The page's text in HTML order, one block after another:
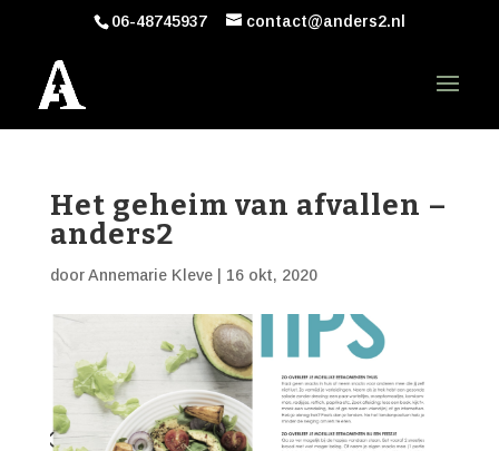
06-48745937 contact@anders2.nl
Het geheim van afvallen –
anders2
doorAnnemarie Kleve| 16 okt, 2020